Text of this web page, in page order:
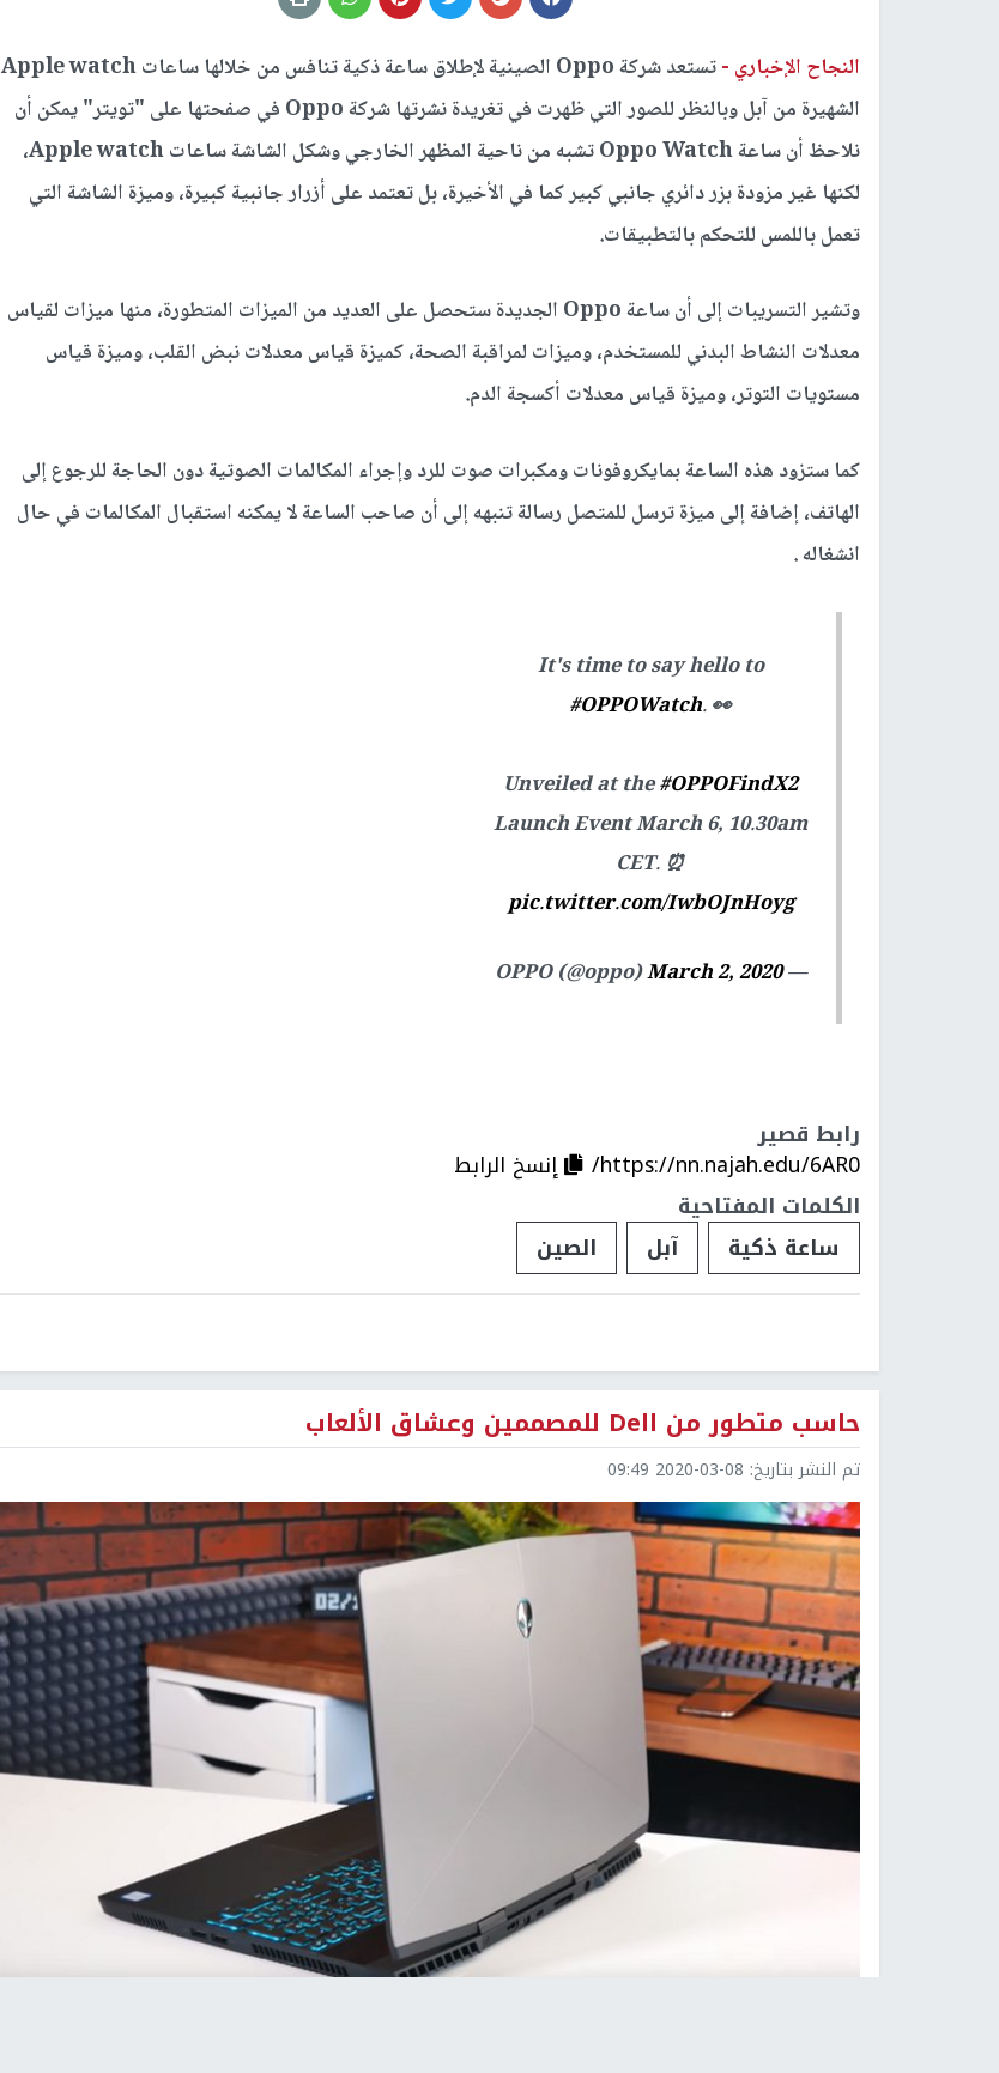
النجاح الإخباري -
تستعد شركة Oppo الصينية لإطلاق ساعة ذكية تنافس من خلالها ساعات Apple watch
الشهيرة من آبل وبالنظر للصور التي ظهرت في تغريدة نشرتها شركة Oppo في صفحتها على "تويتر" يمكن أن
نلاحظ أن ساعة Oppo Watch تشبه من ناحية المظهر الخارجي وشكل الشاشة ساعات Apple watch،
لكنها غير مزودة بزر دائري جانبي كبير كما في الأخيرة، بل تعتمد على أزرار جانبية كبيرة، وميزة الشاشة التي
تعمل باللمس للتحكم بالتطبيقات.
وتشير التسريبات إلى أن ساعة Oppo الجديدة ستحصل على العديد من الميزات المتطورة، منها ميزات لقياس
معدلات النشاط البدني للمستخدم، وميزات لمراقبة الصحة، كميزة قياس معدلات نبض القلب، وميزة قياس
مستويات التوتر، وميزة قياس معدلات أكسجة الدم.
كما ستزود هذه الساعة بمايكروفونات ومكبرات صوت للرد وإجراء المكالمات الصوتية دون الحاجة للرجوع إلى
الهاتف، إضافة إلى ميزة ترسل للمتصل رسالة تنبهه إلى أن صاحب الساعة لا يمكنه استقبال المكالمات في حال
انشغاله .
It's time to say hello to
#OPPOWatch. 👀
Unveiled at the#OPPOFindX2
Launch Event March 6, 10.30am
CET. ⏰
pic.twitter.com/IwbOJnHoyg
— OPPO (@oppo)
March 2, 2020
رابط قصير
https://nn.najah.edu/6AR0/
إنسخ الرابط
الكلمات المفتاحية
ساعة ذكية
آبل الصين
حاسب متطور من Dell للمصممين وعشاق الألعاب
تم النشر بتاريخ: 2020-03-08 09:49